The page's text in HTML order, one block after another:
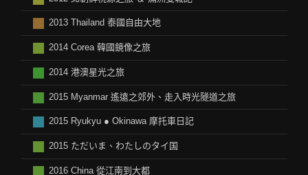
2013 Thailand 泰國自由大地
2014 Corea 韓國鏡像之旅
2014 港澳星光之旅
2015 Myanmar 遙遠之郊外、走入時光隧道之旅
2015 Ryukyu ● Okinawa 摩托車日記
2015 ただいま、わたしのタイ国
2016 China 從江南到大都